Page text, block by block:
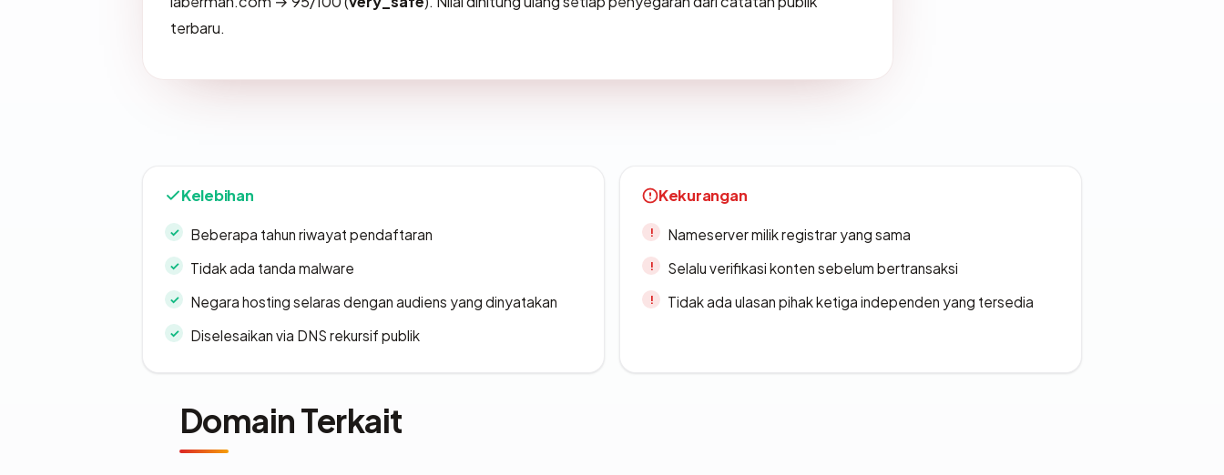
terbaru.
Kelebihan
Beberapa tahun riwayat pendaftaran
Tidak ada tanda malware
Negara hosting selaras dengan audiens yang dinyatakan
Diselesaikan via DNS rekursif publik
Kekurangan
Nameserver milik registrar yang sama
Selalu verifikasi konten sebelum bertransaksi
Tidak ada ulasan pihak ketiga independen yang tersedia
Domain Terkait